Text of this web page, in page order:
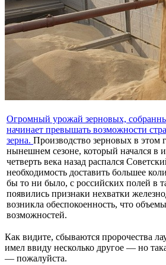
Огромный урожай зерновых,
начинает превышать возможности
зерна. Производство зерновых в этом
нынешнем сезоне, который начался в
четверть века назад распался
необходимость доставить большее
бы то ни было, с российских полей в
появились признаки нехватки
возникла обеспокоенность, что
возможностей.
Как видите, сбываются пророчества
имел ввиду несколько другое — но
— пожалуйста.